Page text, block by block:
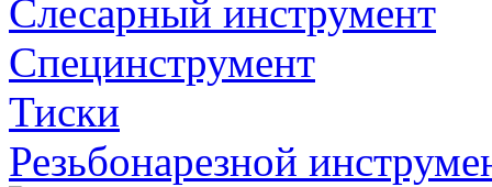
Слесарный инструмент
Специнструмент
Тиски
Резьбонарезной